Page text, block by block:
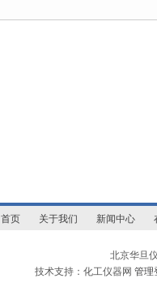
首页 关于我们 新闻中心
北京华旦
技术支持：化工仪器网管理